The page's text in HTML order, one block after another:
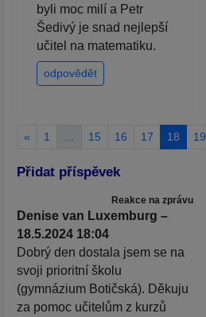
byli moc milí a Petr
Šedivý je snad nejlepší
učitel na matematiku.
odpovědět
« 1 15 16 17 18 19
Přidat příspěvek
Reakce na zprávu
Denise van Luxemburg –
18.5.2024 18:04
Dobrý den dostala jsem se na
svoji prioritní školu
(gymnázium Botičská). Děkuju
za pomoc učitelům z kurzů